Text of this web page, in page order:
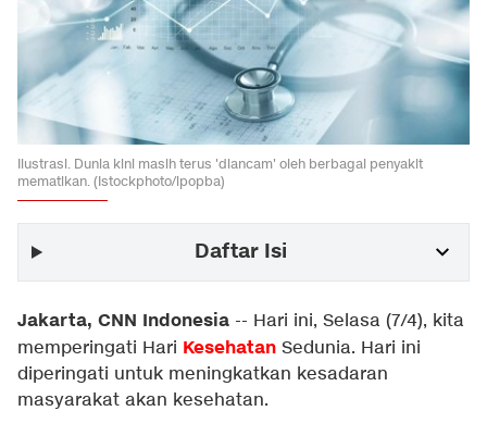
Ilustrasi. Dunia kini masih terus 'diancam' oleh berbagai penyakit
mematikan. (Istockphoto/ipopba)
Daftar Isi
Jakarta, CNN Indonesia -- Hari ini, Selasa (7/4), kita
memperingati Hari Kesehatan Sedunia. Hari ini
diperingati untuk meningkatkan kesadaran
masyarakat akan kesehatan.